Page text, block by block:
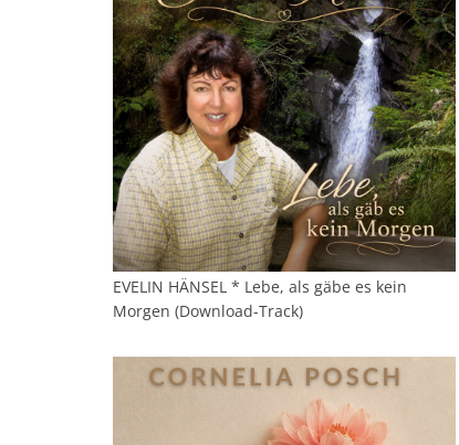
EVELIN HÄNSEL * Lebe, als gäbe es kein
Morgen (Download-Track)